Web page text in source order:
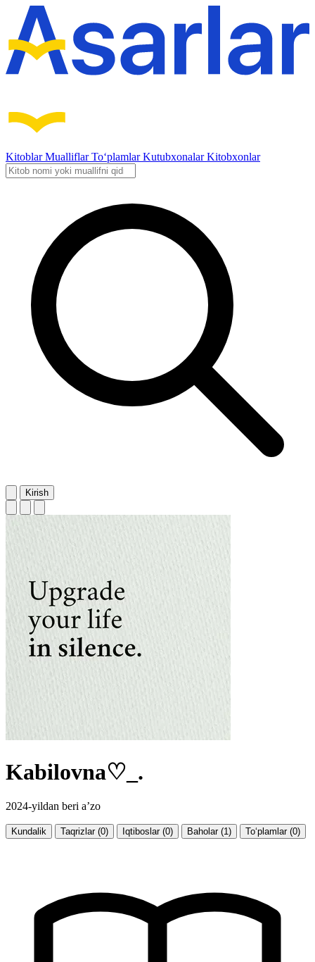
KitoblarMualliflarTo‘plamlarKutubxonalarKitobxonlar
Kirish
Kabilovna♡_.
2024-yildan beri a’zo
Kundalik Taqrizlar (0) Iqtiboslar (0) Baholar (1) To‘plamlar (0)